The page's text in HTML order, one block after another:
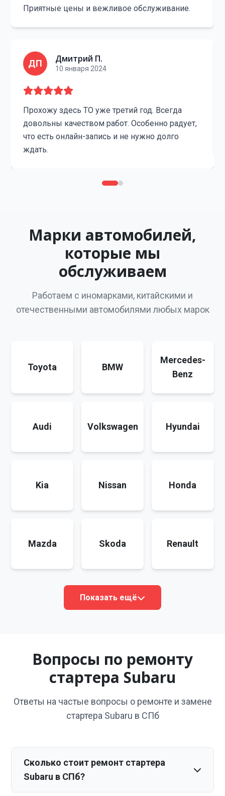
Приятные цены и вежливое обслуживание.
ДП Дмитрий П.
10 января 2024
Прохожу здесь ТО уже третий год. Всегда
довольны качеством работ. Особенно радует,
что есть онлайн-запись и не нужно долго
ждать.
Марки автомобилей,
которые мы
обслуживаем
Работаем с иномарками, китайскими и
отечественными автомобилями любых марок
Toyota BMW
Mercedes-
Benz
Audi Volkswagen Hyundai
Kia Nissan Honda
Mazda Skoda Renault
Показать ещё
Вопросы по ремонту
стартера Subaru
Ответы на частые вопросы о ремонте и замене
стартера Subaru в СПб
Сколько стоит ремонт стартера
Subaru в СПб?